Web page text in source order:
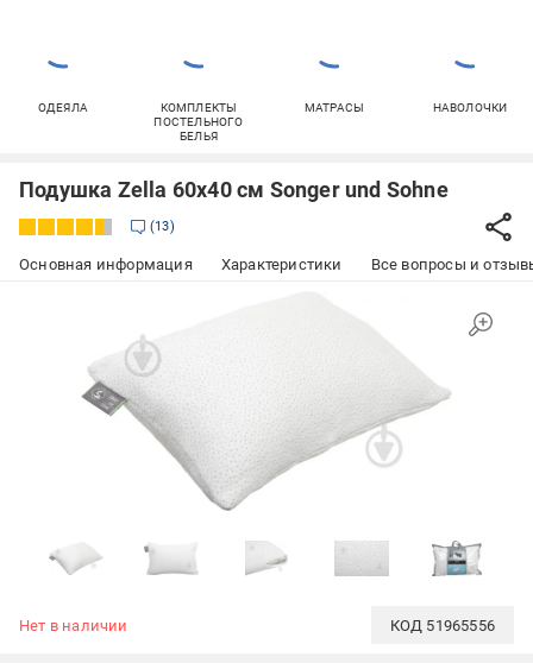
ОДЕЯЛА
КОМПЛЕКТЫ
ПОСТЕЛЬНОГО
БЕЛЬЯ
МАТРАСЫ НАВОЛОЧКИ
Подушка Zella 60х40 см Songer und Sohne
13
Основная информация Характеристики Все вопросы и
Нет в наличии КОД 51965556